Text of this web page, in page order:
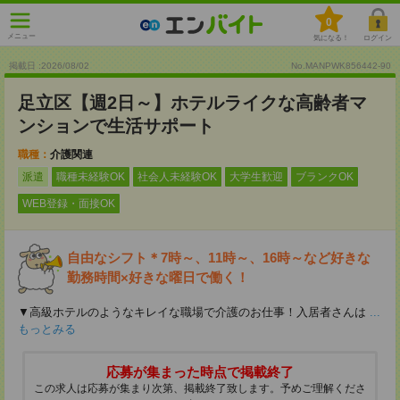
メニュー
0
気になる！ ログイン
掲載日 :2026/08/02 No.MANPWK856442-90
足立区【週2日～】ホテルライクな高齢者マ
ンションで生活サポート
職種： 介護関連
派遣
職種未経験OK 社会人未経験OK 大学生歓迎 ブランクOK
WEB登録・面接OK
自由なシフト＊7時～、11時～、16時～など好きな
勤務時間×好きな曜日で働く！
▼高級ホテルのようなキレイな職場で介護のお仕事！入居者さんは ...
もっとみる
応募が集まった時点で掲載終了
この求人は応募が集まり次第、掲載終了致します。予めご理解くださ